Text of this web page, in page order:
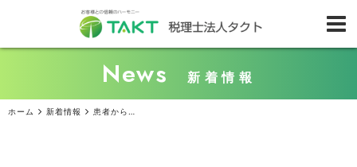
News 新着情報
ホーム 新着情報 患者からの診察治療に応じる『義務』と拒否できるケース